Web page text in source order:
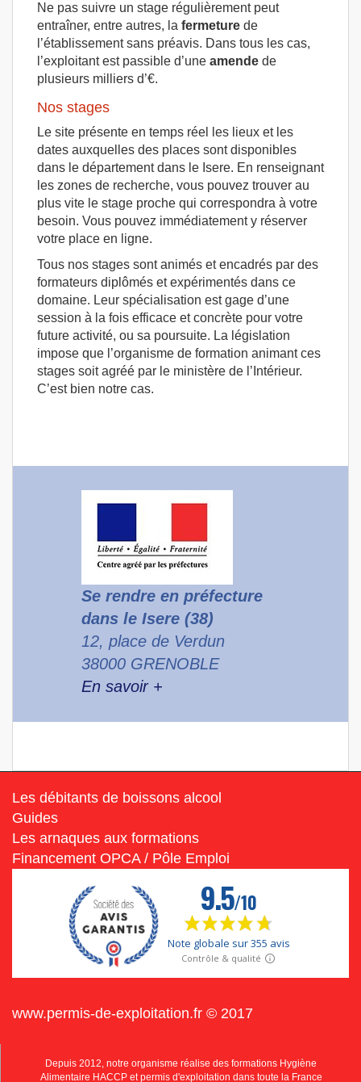
Ne pas suivre un stage régulièrement peut
entraîner, entre autres, la fermeture de
l’établissement sans préavis. Dans tous les cas,
l’exploitant est passible d’une amende de
plusieurs milliers d’€.
Nos stages
Le site présente en temps réel les lieux et les
dates auxquelles des places sont disponibles
dans le département dans le Isere. En renseignant
les zones de recherche, vous pouvez trouver au
plus vite le stage proche qui correspondra à votre
besoin. Vous pouvez immédiatement y réserver
votre place en ligne.
Tous nos stages sont animés et encadrés par des
formateurs diplômés et expérimentés dans ce
domaine. Leur spécialisation est gage d’une
session à la fois efficace et concrète pour votre
future activité, ou sa poursuite. La législation
impose que l’organisme de formation animant ces
stages soit agréé par le ministère de l’Intérieur.
C’est bien notre cas.
Se rendre en préfecture
dans le Isere (38)
12, place de Verdun
38000 GRENOBLE
En savoir +
Les débitants de boissons alcool
Guides
Les arnaques aux formations
Financement OPCA / Pôle Emploi
www.permis-de-exploitation.fr © 2017
Depuis 2012, notre organisme réalise des formations Hygiène
Alimentaire HACCP et permis d'exploitation dans toute la France